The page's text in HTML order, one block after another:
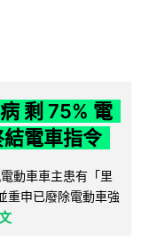
剩 75% 電
電車指令
動車車主患有「里
重申已廢除電動車強